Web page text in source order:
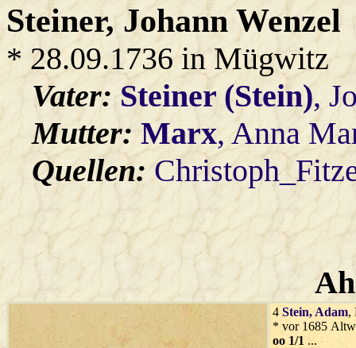
Steiner, Johann Wenzel
* 28.09.1736 in Mügwitz
Vater:Steiner (Stein),
Mutter: Marx, Anna
Quellen:
4 Stein, Adam,
* vor 1685
oo 1/1 ...